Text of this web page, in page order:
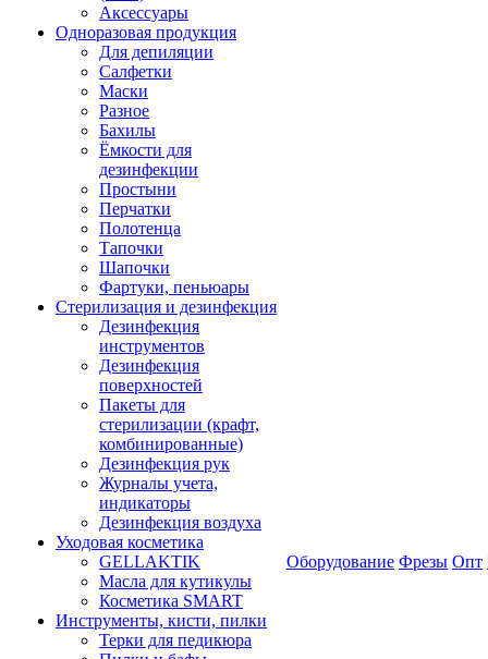
Аксессуары
Одноразовая продукция
Для депиляции
Салфетки
Маски
Разное
Бахилы
Ёмкости для
дезинфекции
Простыни
Перчатки
Полотенца
Тапочки
Шапочки
Фартуки, пеньюары
Стерилизация и дезинфекция
Дезинфекция
инструментов
Дезинфекция
поверхностей
Пакеты для
стерилизации (крафт,
комбинированные)
Дезинфекция рук
Журналы учета,
индикаторы
Дезинфекция воздуха
Уходовая косметика
GELLAKTIK
Масла для кутикулы
Косметика SMART
Инструменты, кисти, пилки
Терки для педикюра
Оборудование Фрезы Опт